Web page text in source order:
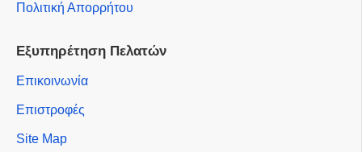
Πολιτική Απορρήτου
Εξυπηρέτηση Πελατών
Επικοινωνία
Επιστροφές
Site Map